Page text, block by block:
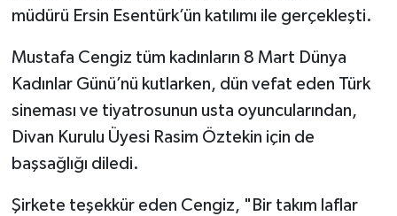
müdürü Ersin Esentürk’ün katılımı ile gerçekleşti.
Mustafa Cengiz tüm kadınların 8 Mart Dünya
Kadınlar Günü’nü kutlarken, dün vefat eden Türk
sineması ve tiyatrosunun usta oyuncularından,
Divan Kurulu Üyesi Rasim Öztekin için de
başsağlığı diledi.
Şirkete teşekkür eden Cengiz, "Bir takım laflar